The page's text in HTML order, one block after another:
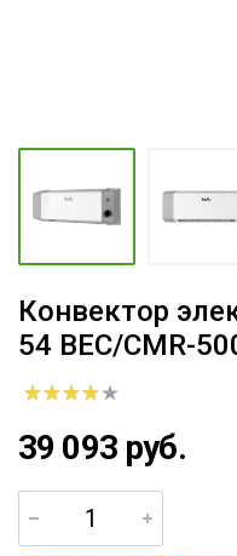
Конвектор
54 BEC/CMR-
39 093 руб.